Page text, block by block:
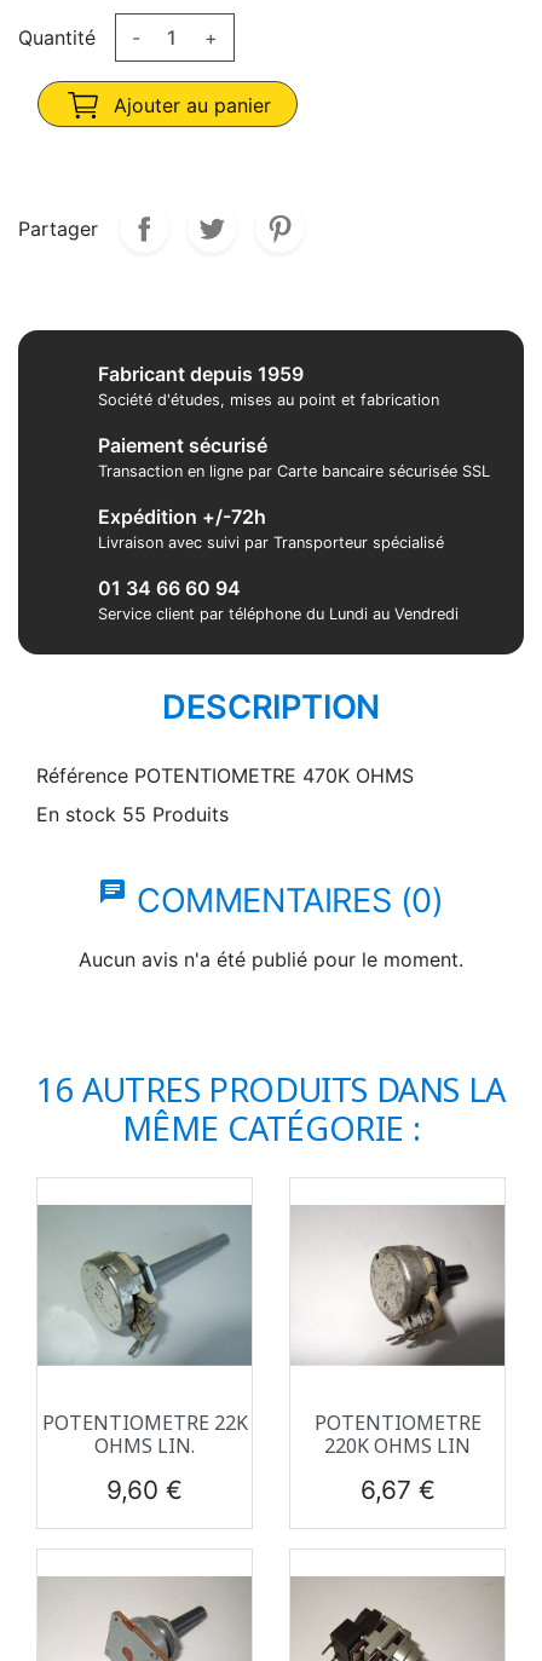
Quantité - +
Ajouter au panier
Partager
Fabricant depuis 1959
Société d'études, mises au point et fabrication
Paiement sécurisé
Transaction en ligne par Carte bancaire sécurisée SSL
Expédition +/-72h
Livraison avec suivi par Transporteur spécialisé
01 34 66 60 94
Service client par téléphone du Lundi au Vendredi
DESCRIPTION
Référence POTENTIOMETRE 470K OHMS
En stock 55 Produits
chat COMMENTAIRES (0)
Aucun avis n'a été publié pour le moment.
16 AUTRES PRODUITS DANS LA
MÊME CATÉGORIE :
POTENTIOMETRE 22K
OHMS LIN.
Prix
9,60 €
POTENTIOMETRE
220K OHMS LIN
Prix
6,67 €